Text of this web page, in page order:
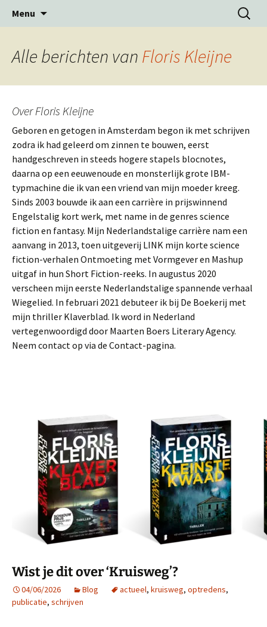
Menu
inhoud
Zoeken
naar:
Alle berichten van Floris Kleijne
Over Floris Kleijne
Geboren en getogen in Amsterdam begon ik met schrijven
zodra ik had geleerd om zinnen te bouwen, eerst
handgeschreven in steeds hogere stapels blocnotes,
daarna op een eeuwenoude en monsterlijk grote IBM-
typmachine die ik van een vriend van mijn moeder kreeg.
Sinds 2003 bouwde ik aan een carrière in prijswinnend
Engelstalig kort werk, met name in de genres science
fiction en fantasy. Mijn Nederlandstalige carrière nam een
aanvang in 2013, toen uitgeverij LINK mijn korte science
fiction-verhalen Ontmoeting met Vormgever en Mashup
uitgaf in hun Short Fiction-reeks. In augustus 2020
verscheen mijn eerste Nederlandstalige spannende verhaal
Wiegelied. In februari 2021 debuteer ik bij De Boekerij met
mijn thriller Klaverblad. Ik word in Nederland
vertegenwoordigd door Maarten Boers Literary Agency.
Neem contact op via de Contact-pagina.
Wist je dit over ‘Kruisweg’?
04/06/2026 Blog actueel, kruisweg, optredens,
publicatie, schrijven